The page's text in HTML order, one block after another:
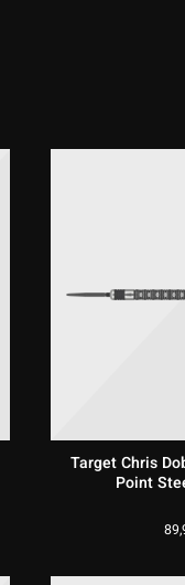
Target Chris
Point